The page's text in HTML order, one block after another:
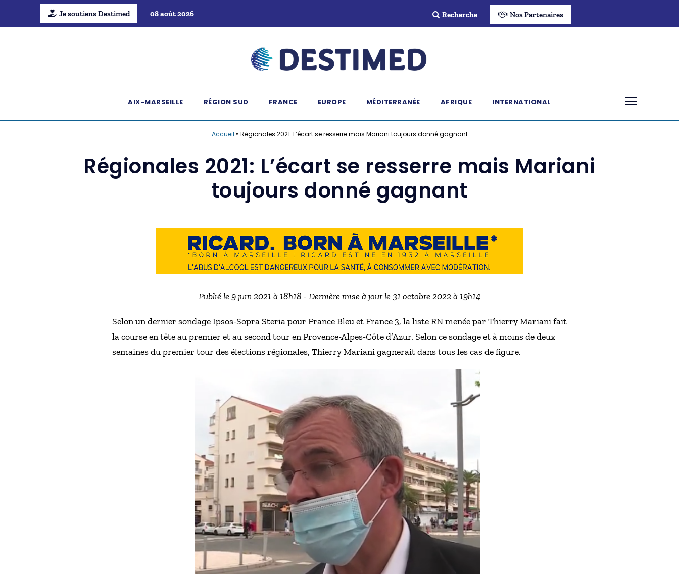
Je soutiens Destimed 08 août 2026 Recherche Nos Partenaires
AIX-MARSEILLE RÉGION SUD FRANCE EUROPE MÉDITERRANÉE AFRIQUE INTERNATIONAL
Accueil » Régionales 2021: L’écart se resserre mais Mariani toujours donné gagnant
Régionales 2021: L’écart se resserre mais Mariani
toujours donné gagnant
Publié le 9 juin 2021 à 18h18 - Dernière mise à jour le 31 octobre 2022 à 19h14
Selon un dernier sondage Ipsos-Sopra Steria pour France Bleu et France 3, la liste RN menée par Thierry Mariani fait
la course en tête au premier et au second tour en Provence-Alpes-Côte d’Azur. Selon ce sondage et à moins de deux
semaines du premier tour des élections régionales, Thierry Mariani gagnerait dans tous les cas de figure.